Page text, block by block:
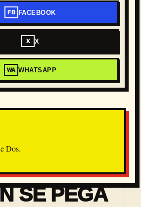
FB FACEBOOK
X X
WA WHATSAPP
Dos.
SE PEGA